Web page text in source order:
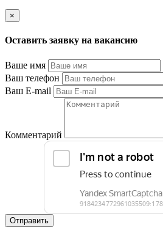
×
Оставить заявку на вакансию
Ваше имя
Ваш телефон
Ваш E-mail
Комментарий
Отправить